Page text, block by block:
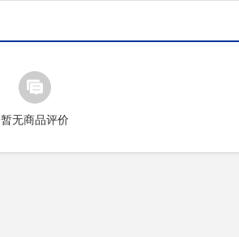
暂无商品评价